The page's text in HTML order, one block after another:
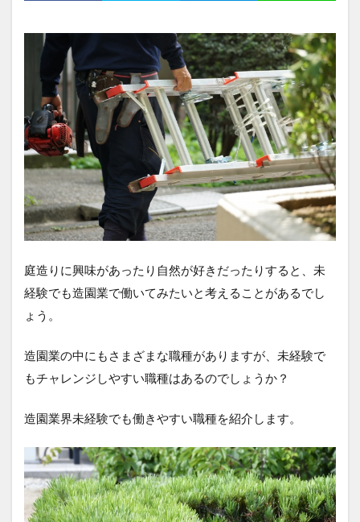
庭造りに興味があったり自然が好きだったりすると、未
経験でも造園業で働いてみたいと考えることがあるでし
ょう。
造園業の中にもさまざまな職種がありますが、未経験で
もチャレンジしやすい職種はあるのでしょうか？
造園業界未経験でも働きやすい職種を紹介します。